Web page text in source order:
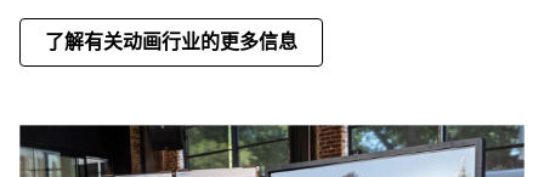
了解有关动画行业的更多信息